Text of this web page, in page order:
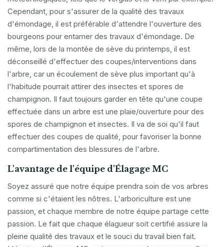
Cependant, pour s'assurer de la qualité des travaux
d'émondage, il est préférable d'attendre l'ouverture des
bourgeons pour entamer des travaux d'émondage. De
même, lors de la montée de sève du printemps, il est
déconseillé d'effectuer des coupes/interventions dans
l'arbre, car un écoulement de sève plus important qu'à
l'habitude pourrait attirer des insectes et spores de
champignon. Il faut toujours garder en tête qu'une coupe
effectuée dans un arbre est une plaie/ouverture pour des
spores de champignon et insectes. Il va de soi qu'il faut
effectuer des coupes de qualité, pour favoriser la bonne
compartimentation des blessures de l'arbre.
L'avantage de l'équipe d'Élagage MC
Soyez assuré que notre équipe prendra soin de vos arbres
comme si c'étaient les nôtres. L'arboriculture est une
passion, et chaque membre de notre équipe partage cette
passion. Le fait que chaque élagueur soit certifié assure la
pleine qualité des travaux et le souci du travail bien fait.